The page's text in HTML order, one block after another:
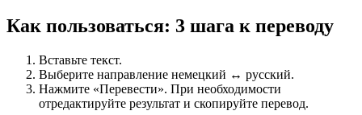
Как пользоваться: 3 шага к переводу
Вставьте текст.
Выберите направление немецкий ↔ русский.
Нажмите «Перевести». При необходимости
отредактируйте результат и скопируйте перевод.